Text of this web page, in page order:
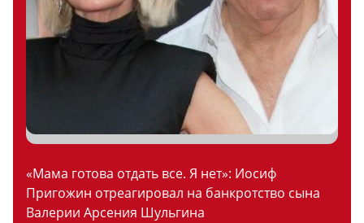
«Мама готова отдать все. Я нет»: Иосиф
Пригожин отреагировал на банкротство сына
Валерии Арсения Шульгина